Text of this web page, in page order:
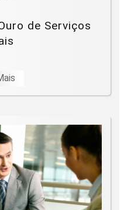
de Serviços